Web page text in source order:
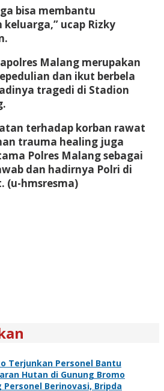
bisa membantu
ucap Rizky
Malang merupakan
dan ikut berbela
tragedi di Stadion
terhadap korban rawat
trauma healing juga
Polres Malang sebagai
dan hadirnya Polri di
(u-hmsresma)
Terjunkan Personel Bantu
Hutan di Gunung Bromo
Berinovasi, Bripda